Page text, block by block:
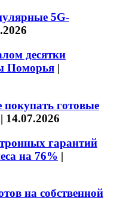
5G-
десятки
Поморья |
готовые
| 14.07.2026
гарантий
на 76% |
на собственной